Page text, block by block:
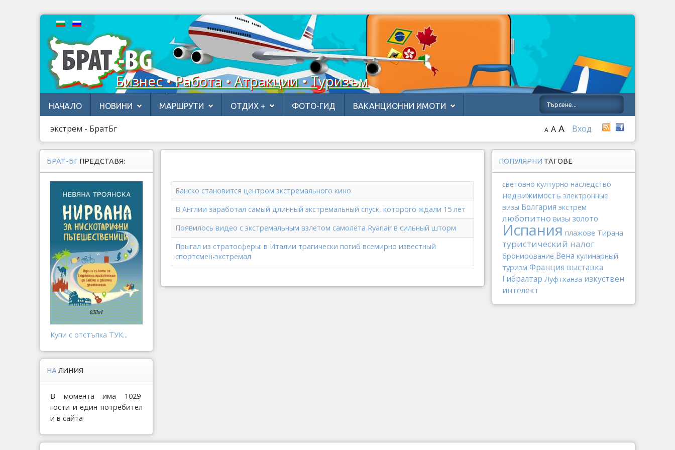
Бизнес • Работа • Атракции • Туризъм
НАЧАЛО НОВИНИ МАРШРУТИ ОТДИХ + ФОТО-ГИД ВАКАНЦИОННИ ИМОТИ
экстрем - БратБг Вход
A A A
Банско становится центром экстремального кино
В Англии заработал самый длинный экстремальный спуск, которого ждали 15 лет
Появилось видео с экстремальным взлетом самолёта Ryanair в сильный шторм
Прыгал из стратосферы: в Италии трагически погиб всемирно известный
спортсмен-экстремал
БРАТ-БГ ПРЕДСТАВЯ:
Купи с отстъпка ТУК...
НА ЛИНИЯ
В момента има 1029
гости и един потребител
и в сайта
ПОПУЛЯРНИ ТАГОВЕ
световно културно наследство
недвижимость электронные
визы Болгария экстрем
любопитно визы золото
Испания плажове Тирана
туристический налог
бронирование Вена кулинарный
туризм Франция выставка
Гибралтар Луфтханза изкуствен
интелект